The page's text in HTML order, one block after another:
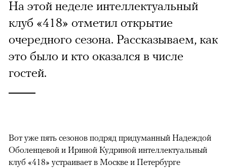
На этой неделе интеллектуальный
клуб «418» отметил открытие
очередного сезона. Рассказываем, как
это было и кто оказался в числе
гостей.
Вот уже пять сезонов подряд придуманный Надеждой
Оболенцевой и Ириной Кудриной интеллектуальный
клуб «418» устраивает в Москве и Петербурге